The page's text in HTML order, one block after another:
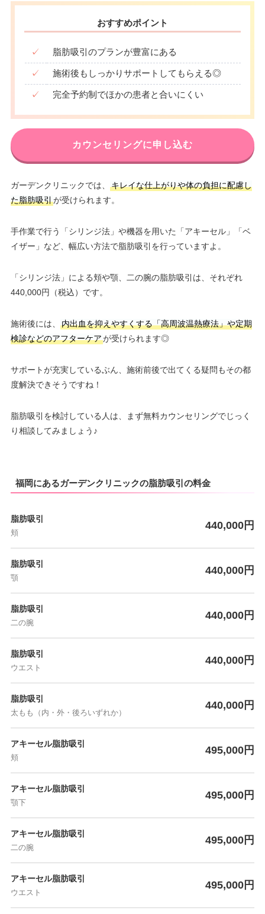
おすすめポイント
✓ 脂肪吸引のプランが豊富にある
✓ 施術後もしっかりサポートしてもらえる◎
✓ 完全予約制でほかの患者と合いにくい
カウンセリングに申し込む
ガーデンクリニックでは、
キレイな仕上がりや体の負担に配慮し
た脂肪吸引が受けられます。
手作業で行う「シリンジ法」や機器を用いた「アキーセル」「ベ
イザー」など、幅広い方法で脂肪吸引を行っていますよ。
「シリンジ法」による頬や顎、二の腕の脂肪吸引は、それぞれ
440,000円（税込）です。
施術後には、
内出血を抑えやすくする「高周波温熱療法」や定期
検診などのアフターケアが受けられます◎
サポートが充実しているぶん、施術前後で出てくる疑問もその都
度解決できそうですね！
脂肪吸引を検討している人は、まず無料カウンセリングでじっく
り相談してみましょう♪
福岡にあるガーデンクリニックの脂肪吸引の料金
脂肪吸引
頬
440,000円
脂肪吸引
顎
440,000円
脂肪吸引
二の腕
440,000円
脂肪吸引
ウエスト
440,000円
脂肪吸引
太もも（内・外・後ろいずれか）
440,000円
アキーセル脂肪吸引
頬
495,000円
アキーセル脂肪吸引
顎下
495,000円
アキーセル脂肪吸引
二の腕
495,000円
アキーセル脂肪吸引
ウエスト
495,000円